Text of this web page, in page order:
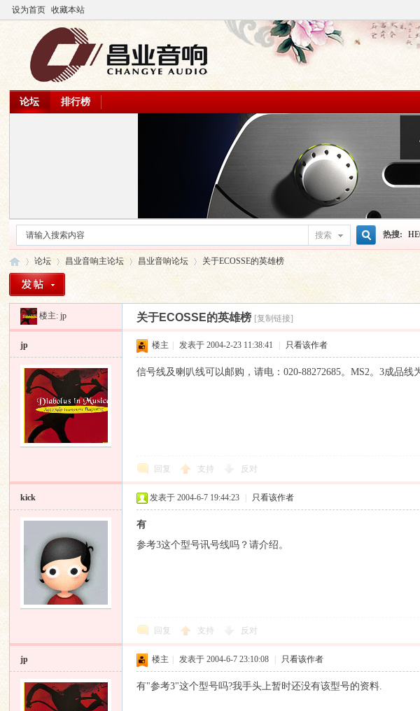
设为首页 收藏本站
论坛 排行榜
搜索
搜
热搜:
»
论坛
›
昌业音响主论坛 昌业音响论坛
›
关于ECOSSE的英雄榜
楼主:jp 关于ECOSSE的英雄榜 [复制链接]
jp 楼主 发表于 2004-2-23 11:38:41 只看该作者
信号线及喇叭线可以邮购，请电：020-88272685。MS2。3成品线
回复 支持 反对
kick 发表于 2004-6-7 19:44:23 只看该作者
有
参考3这个型号讯号线吗？请介绍。
回复 支持 反对
jp 楼主 发表于 2004-6-7 23:10:08 只看该作者
有"参考3"这个型号吗?我手头上暂时还没有该型号的资料.